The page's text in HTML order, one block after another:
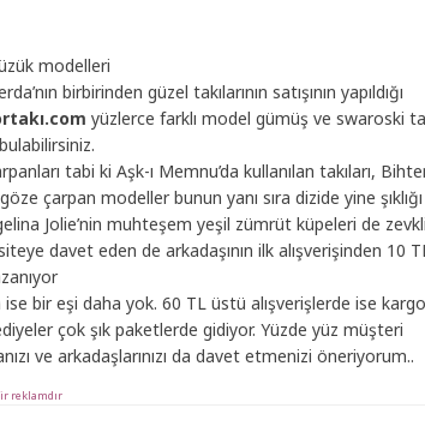
modelleri
birbirinden güzel takılarının satışının yapıldığı
.com yüzlerce farklı model gümüş veswaroski
tabi ki Aşk-ı Memnu’da kullanılan takıları,
çarpan modeller bunun yanı sıra dizide yine
elina Jolie’nin muhteşem yeşil zümrüt küpeleri de zevkli
davet eden de arkadaşının ilk alışverişinden 10
ise bir eşi daha yok. 60 TL üstü alışverişlerde ise kargo
çok şık paketlerde gidiyor. Yüzde yüz müşteri
ve arkadaşlarınızı da davet etmenizi öneriyorum..
reklamdır